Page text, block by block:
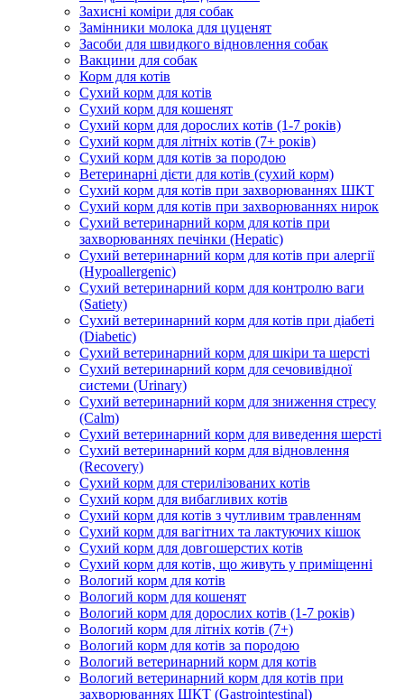
Захисні коміри для собак
Замінники молока для цуценят
Засоби для швидкого відновлення собак
Вакцини для собак
Корм для котів
Сухий корм для котів
Сухий корм для кошенят
Сухий корм для дорослих котів (1-7 років)
Сухий корм для літніх котів (7+ років)
Сухий корм для котів за породою
Ветеринарні дієти для котів (сухий корм)
Сухий корм для котів при захворюваннях ШКТ
Сухий корм для котів при захворюваннях нирок
Сухий ветеринарний корм для котів при
захворюваннях печінки (Hepatic)
Сухий ветеринарний корм для котів при алергії
(Hypoallergenic)
Сухий ветеринарний корм для контролю ваги
(Satiety)
Сухий ветеринарний корм для котів при діабеті
(Diabetic)
Сухий ветеринарний корм для шкіри та шерсті
Сухий ветеринарний корм для сечовивідної
системи (Urinary)
Сухий ветеринарний корм для зниження стресу
(Calm)
Сухий ветеринарний корм для виведення шерсті
Сухий ветеринарний корм для відновлення
(Recovery)
Сухий корм для стерилізованих котів
Сухий корм для вибагливих котів
Сухий корм для котів з чутливим травленням
Сухий корм для вагітних та лактуючих кішок
Сухий корм для довгошерстих котів
Сухий корм для котів, що живуть у приміщенні
Вологий корм для котів
Вологий корм для кошенят
Вологий корм для дорослих котів (1-7 років)
Вологий корм для літніх котів (7+)
Вологий корм для котів за породою
Вологий ветеринарний корм для котів
Вологий ветеринарний корм для котів при
захворюваннях ШКТ (Gastrointestinal)